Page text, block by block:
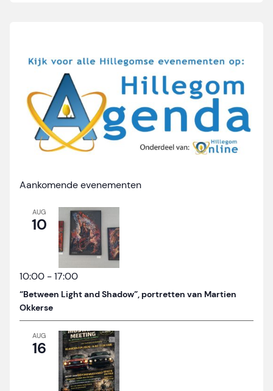
Aankomende evenementen
AUG
10
10:00 -17:00
“Between Light and Shadow”, portretten van Martien
Okkerse
AUG
16